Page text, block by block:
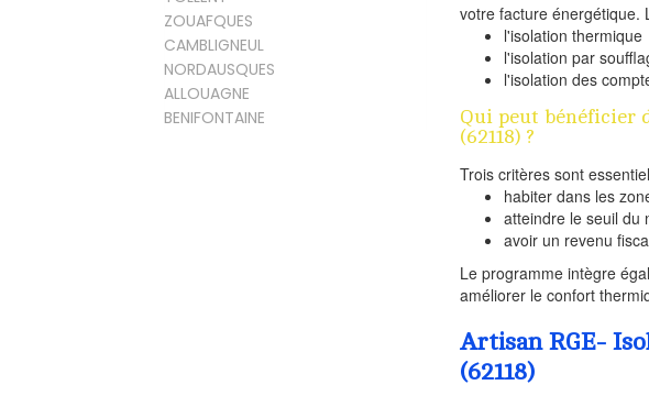
ZOUAFQUES
CAMBLIGNEUL
NORDAUSQUES
ALLOUAGNE
BENIFONTAINE
votre facture énergétique.
l'isolation thermique
l'isolation par
l'isolation des
Qui peut bénéficier
(62118) ?
Trois critères sont
habiter dans les
atteindre le seuil du
avoir un revenu
Le programme intègre
améliorer le confort
Artisan RGE-
(62118)